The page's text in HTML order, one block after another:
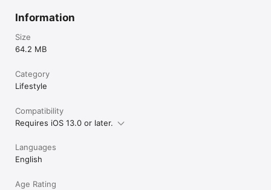
Information
Size
64.2 MB
Category
Lifestyle
Compatibility
Requires iOS 13.0 or later.
Languages
English
Age Rating